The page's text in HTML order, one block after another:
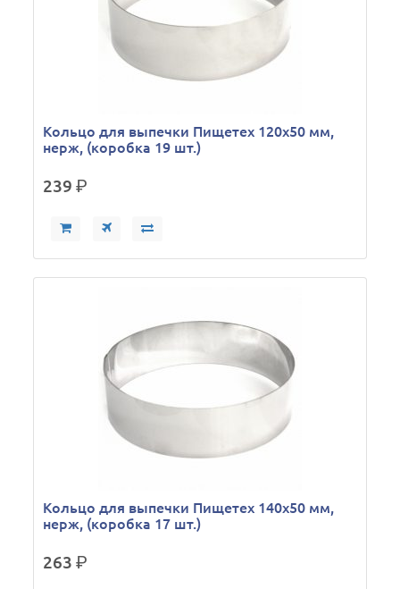
Кольцо для выпечки Пищетех 120х50 мм,
нерж, (коробка 19 шт.)
239р.
Кольцо для выпечки Пищетех 140х50 мм,
нерж, (коробка 17 шт.)
263р.